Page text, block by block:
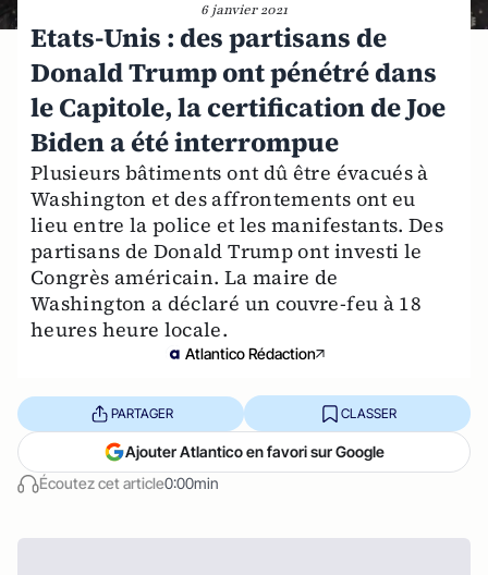
6 janvier 2021
Etats-Unis : des partisans de
Donald Trump ont pénétré dans
le Capitole, la certification de Joe
Biden a été interrompue
Plusieurs bâtiments ont dû être évacués à
Washington et des affrontements ont eu
lieu entre la police et les manifestants. Des
partisans de Donald Trump ont investi le
Congrès américain. La maire de
Washington a déclaré un couvre-feu à 18
heures heure locale.
Atlantico Rédaction
Écoutez cet article0:00min
PARTAGER CLASSER
Ajouter Atlantico en favori sur Google